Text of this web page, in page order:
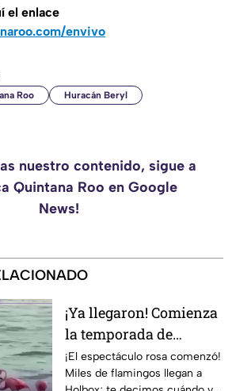
el enlace
envivo
Roo Huracán Beryl
nuestro contenido, sigue a
Quintana Roo en Google
News!
¡Ya llegaron! Comienza
la temporada de
flamingos en Holbox
¡El espectáculo rosa comenzó!
Miles de flamingos llegan a